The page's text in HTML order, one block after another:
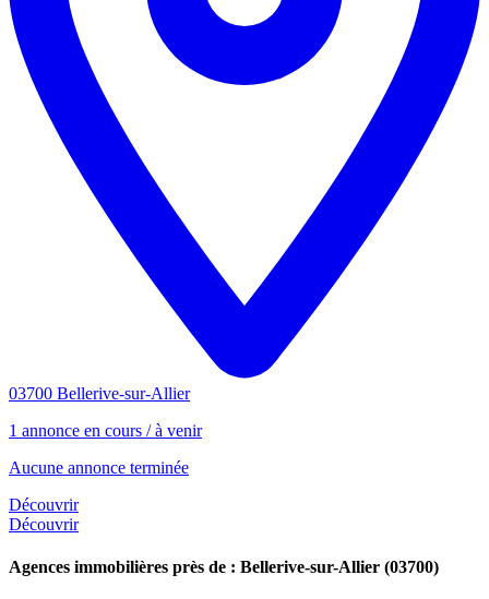
03700 Bellerive-sur-Allier
1 annonce en cours / à venir
Aucune annonce terminée
Découvrir
Découvrir
Agences immobilières près de : Bellerive-sur-Allier (03700)